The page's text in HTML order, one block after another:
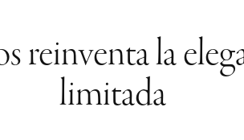
reinventa la
limitada